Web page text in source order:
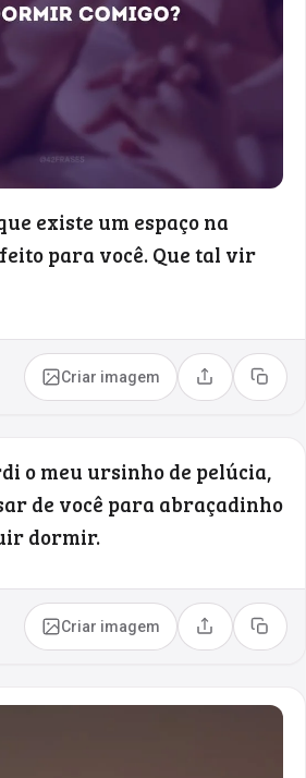
existe um espaço na
para você. Que tal vir
Criar imagem Compartilhar
Copiar
o meu ursinho de pelúcia,
de você para abraçadinho
dormir.
Criar imagem Compartilhar
Copiar